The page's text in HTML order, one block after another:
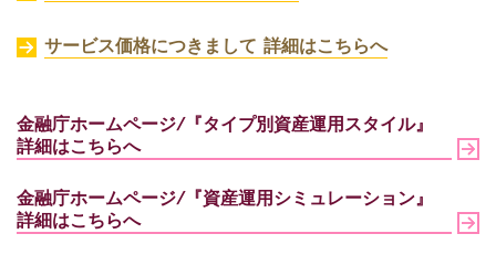
サービス価格につきまして 詳細はこちらへ
金融庁ホームページ/『タイプ別資産運用スタイル』
詳細はこちらへ
金融庁ホームページ/『資産運用シミュレーション』
詳細はこちらへ